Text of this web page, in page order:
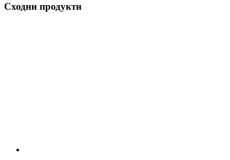
Сходни продукти